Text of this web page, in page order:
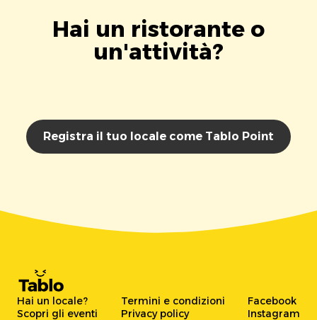
Hai un ristorante o
un'attività?
Registra il tuo locale come Tablo Point
Hai un locale?
Scopri gli eventi
Termini e condizioni
Privacy policy
Facebook
Instagram